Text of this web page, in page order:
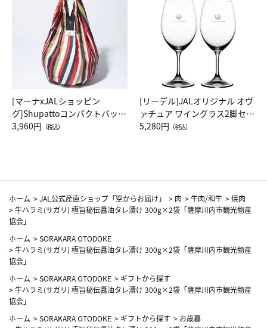
[マーナxJALショッピン
グ]Shupattoコンパクトバッグ
Drop JAL客室乗務員（LC）ス
3,960円 （税込）
[リーデル]JALオリジナル オヴ
ァチュア ワイングラス2脚セッ
ト（レッドワイン）
5,280円 （税込）
ホーム >JAL公式産直ショップ「空からお届け」 > 肉 >牛肉/和牛 >焼肉
>牛ハラミ(サガリ) 極旨秘伝醤油タレ漬け 300g×2袋「薩摩川内市観光物産
協会」
ホーム >SORAKARA OTODOKE
>牛ハラミ(サガリ) 極旨秘伝醤油タレ漬け 300g×2袋「薩摩川内市観光物産
協会」
ホーム >SORAKARA OTODOKE > ギフトから探す
>牛ハラミ(サガリ) 極旨秘伝醤油タレ漬け 300g×2袋「薩摩川内市観光物産
協会」
ホーム >SORAKARA OTODOKE > ギフトから探す > お歳暮